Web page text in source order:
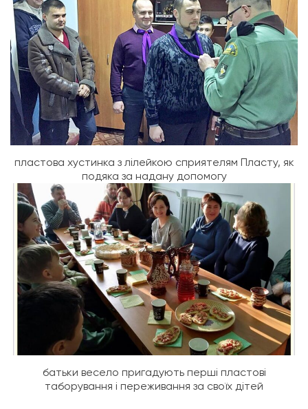
пластова хустинка з лілейкою сприятелям Пласту, як
подяка за надану допомогу
батьки весело пригадують перші пластові
таборування і переживання за своїх дітей